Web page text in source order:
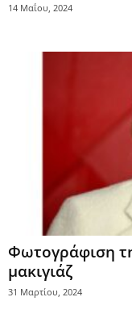
14 Μαΐου, 2024
Φωτογράφιση
μακιγιάζ
31 Μαρτίου, 2024